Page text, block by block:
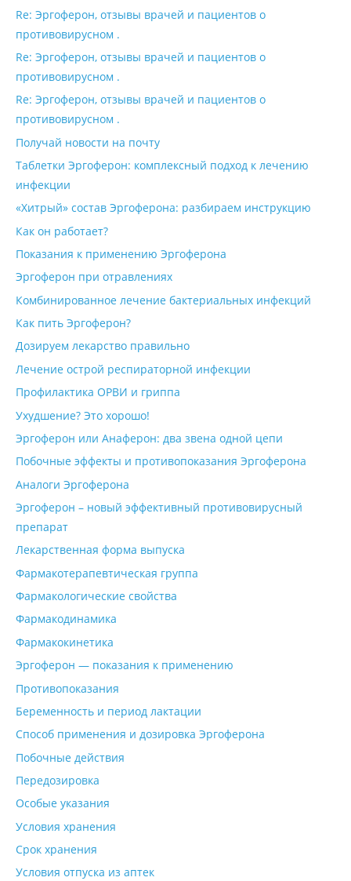
Re: Эргоферон, отзывы врачей и пациентов о
противовирусном .
Re: Эргоферон, отзывы врачей и пациентов о
противовирусном .
Re: Эргоферон, отзывы врачей и пациентов о
противовирусном .
Получай новости на почту
Таблетки Эргоферон: комплексный подход к лечению
инфекции
«Хитрый» состав Эргоферона: разбираем инструкцию
Как он работает?
Показания к применению Эргоферона
Эргоферон при отравлениях
Комбинированное лечение бактериальных инфекций
Как пить Эргоферон?
Дозируем лекарство правильно
Лечение острой респираторной инфекции
Профилактика ОРВИ и гриппа
Ухудшение? Это хорошо!
Эргоферон или Анаферон: два звена одной цепи
Побочные эффекты и противопоказания Эргоферона
Аналоги Эргоферона
Эргоферон – новый эффективный противовирусный
препарат
Лекарственная форма выпуска
Фармакотерапевтическая группа
Фармакологические свойства
Фармакодинамика
Фармакокинетика
Эргоферон — показания к применению
Противопоказания
Беременность и период лактации
Способ применения и дозировка Эргоферона
Побочные действия
Передозировка
Особые указания
Условия хранения
Срок хранения
Условия отпуска из аптек